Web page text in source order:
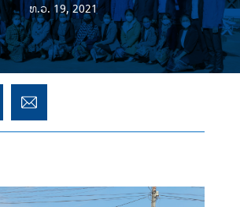
ທ.ວ. 19, 2021